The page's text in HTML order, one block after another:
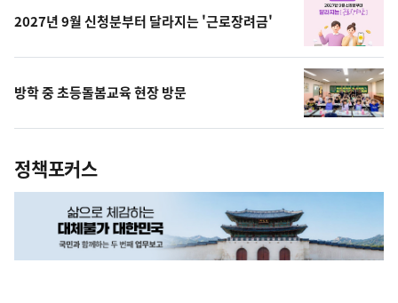
2027년 9월 신청분부터 달라지는 '근로장려금'
방학 중 초등돌봄교육 현장 방문
정책포커스